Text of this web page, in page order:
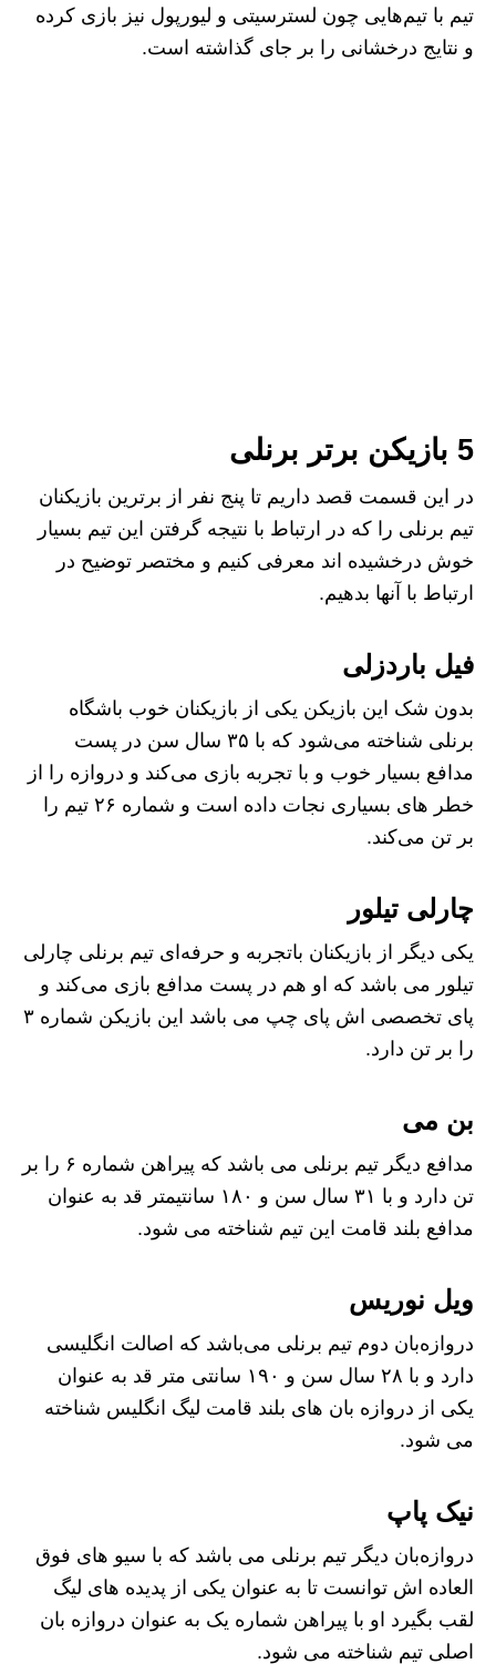
تیم با تیم‌هایی چون لسترسیتی و لیورپول نیز بازی کرده
و نتایج درخشانی را بر جای گذاشته است.
5 بازیکن برتر برنلی
در این قسمت قصد داریم تا پنج نفر از برترین بازیکنان
تیم برنلی را که در ارتباط با نتیجه گرفتن این تیم بسیار
خوش درخشیده اند معرفی کنیم و مختصر توضیح در
ارتباط با آنها بدهیم.
فیل باردزلی
بدون شک این بازیکن یکی از بازیکنان خوب باشگاه
برنلی شناخته می‌شود که با ۳۵ سال سن در پست
مدافع بسیار خوب و با تجربه بازی می‌کند و دروازه را از
خطر های بسیاری نجات داده است و شماره ۲۶ تیم را
بر تن می‌کند.
چارلی تیلور
یکی دیگر از بازیکنان باتجربه و حرفه‌ای تیم برنلی چارلی
تیلور می باشد که او هم در پست مدافع بازی می‌کند و
پای تخصصی اش پای چپ می باشد این بازیکن شماره ۳
را بر تن دارد.
بن می
مدافع دیگر تیم برنلی می باشد که پیراهن شماره ۶ را بر
تن دارد و با ۳۱ سال سن و ۱۸۰ سانتیمتر قد به عنوان
مدافع بلند قامت این تیم شناخته می شود.
ویل نوریس
دروازه‌بان دوم تیم برنلی می‌باشد که اصالت انگلیسی
دارد و با ۲۸ سال سن و ۱۹۰ سانتی متر قد به عنوان
یکی از دروازه بان های بلند قامت لیگ انگلیس شناخته
می شود.
نیک پاپ
دروازه‌بان دیگر تیم برنلی می باشد که با سیو های فوق
العاده اش توانست تا به عنوان یکی از پدیده های لیگ
لقب بگیرد او با پیراهن شماره یک به عنوان دروازه بان
اصلی تیم شناخته می شود.